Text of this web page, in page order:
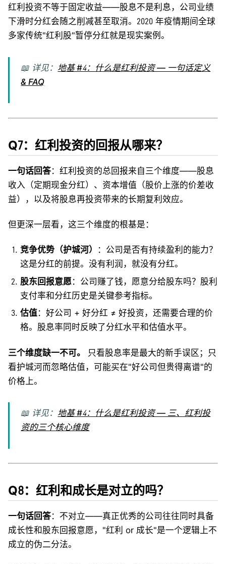
红利投资不等于固定收益——股息不是利息，公司业绩
下滑时分红会随之削减甚至取消。2020 年疫情期间全球
多家传统"红利股"暂停分红就是现实案例。
📖 详见： 地基 #4：什么是红利投资 — 一句话定义
& FAQ
Q7：红利投资的回报从哪来？
一句话回答：红利投资的总回报来自三个维度——股息
收入（定期现金分红）、资本增值（股价上涨的价差收
益），以及将股息再投资带来的长期复利效应。
但更深一层看，这三个维度的根基是：
竞争优势（护城河）
：公司是否有持续盈利的能力？
这是分红的前提。没有利润，就没有分红。
股东回报意愿：公司赚了钱，愿意分给股东吗？股利
支付率和分红历史是关键参考指标。
估值：好公司 + 好分红 ≠ 好投资，还需要合理的价
格。股息率同时反映了分红水平和估值水平。
三个维度缺一不可。
只看股息率是最大的新手误区；只
看护城河而忽略估值，可能买在"好公司但贵得离谱"的
价格上。
📖 详见： 地基 #4：什么是红利投资 — 三、红利投
资的三个核心维度
Q8：红利和成长是对立的吗？
一句话回答：不对立——真正优秀的公司往往同时具备
成长性和股东回报意愿，"红利 or 成长"是一个逻辑上不
成立的伪二分法。